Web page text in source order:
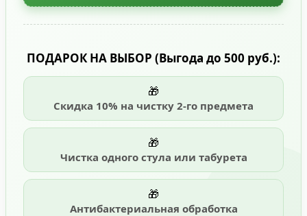
ПОДАРОК НА ВЫБОР (Выгода до 500 руб.):
🎁
Скидка 10% на чистку 2-го предмета
🎁
Чистка одного стула или табурета
🎁
Антибактериальная обработка